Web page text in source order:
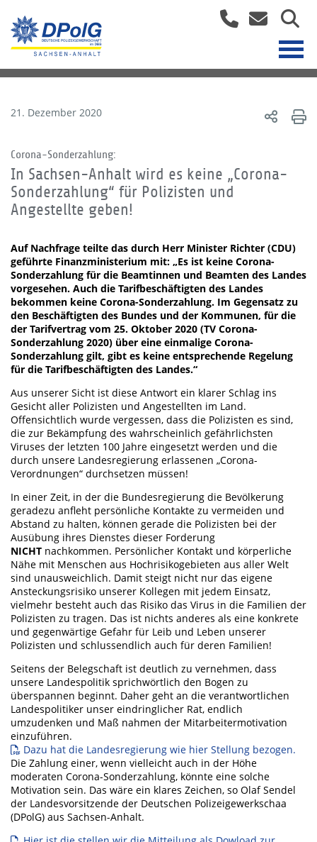
21. Dezember 2020
Corona-Sonderzahlung:
In Sachsen-Anhalt wird es keine „Corona-
Sonderzahlung“ für Polizisten und
Angestellte geben!
Auf Nachfrage teilte das durch Herr Minister Richter (CDU)
geführte Finanzministerium mit: „Es ist keine Corona-
Sonderzahlung für die Beamtinnen und Beamten des Landes
vorgesehen. Auch die Tarifbeschäftigten des Landes
bekommen keine Corona-Sonderzahlung. Im Gegensatz zu
den Beschäftigten des Bundes und der Kommunen, für die
der Tarifvertrag vom 25. Oktober 2020 (TV Corona-
Sonderzahlung 2020) über eine einmalige Corona-
Sonderzahlung gilt, gibt es keine entsprechende Regelung
für die Tarifbeschäftigten des Landes.“
Aus unserer Sicht ist diese Antwort ein klarer Schlag ins
Gesicht aller Polizisten und Angestellten im Land.
Offensichtlich wurde vergessen, dass die Polizisten es sind,
die zur Bekämpfung des wahrscheinlich gefährlichsten
Viruses der letzten 100 Jahre eingesetzt werden und die
durch unsere Landesregierung erlassenen „Corona-
Verordnungen“ durchsetzen müssen!
In einer Zeit, in der die Bundesregierung die Bevölkerung
geradezu anfleht persönliche Kontakte zu vermeiden und
Abstand zu halten, können gerade die Polizisten bei der
Ausübung ihres Dienstes dieser Forderung
NICHT nachkommen. Persönlicher Kontakt und körperliche
Nähe mit Menschen aus Hochrisikogebieten aus aller Welt
sind unausweichlich. Damit steigt nicht nur das eigene
Ansteckungsrisiko unserer Kollegen mit jedem Einsatz,
vielmehr besteht auch das Risiko das Virus in die Familien der
Polizisten zu tragen. Das ist nichts anderes als eine konkrete
und gegenwärtige Gefahr für Leib und Leben unserer
Polizisten und schlussendlich auch für deren Familien!
Seitens der Belegschaft ist deutlich zu vernehmen, dass
unsere Landespolitik sprichwörtlich den Bogen zu
überspannen beginnt. Daher geht an die verantwortlichen
Landespolitiker unser eindringlicher Rat, endlich
umzudenken und Maß nahmen der Mitarbeitermotivation
einzuführen.
Dazu hat die Landesregierung wie hier Stellung bezogen.
Die Zahlung einer, wenn vielleicht auch in der Höhe
moderaten Corona-Sonderzahlung, könnte eine solche
Motivation sein. Das wäre ein klares Zeichen, so Olaf Sendel
der Landesvorsitzende der Deutschen Polizeigewerkschaa
(DPolG) aus Sachsen-Anhalt.